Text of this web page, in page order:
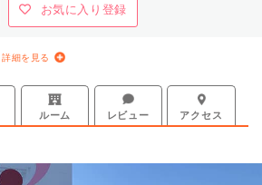
お気に入り登録
詳細を見る
ルーム レビュー アクセス